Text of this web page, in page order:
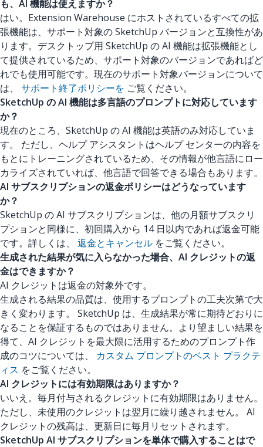
も、AI 機能は使えますか？
はい。Extension Warehouse にホストされているすべての拡
張機能は、サポート対象の SketchUp バージョンと互換性があ
ります。デスクトップ用 SketchUp の AI 機能は拡張機能とし
て提供されているため、サポート対象のバージョンであればど
れでも使用可能です。現在のサポート対象バージョンについて
は、 サポート終了ポリシーを ご覧ください。
SketchUp の AI 機能は多言語のプロンプトに対応しています
か？
現在のところ、SketchUp の AI 機能は英語のみ対応していま
す。 ただし、ヘルプ アシスタントはヘルプ センターの内容を
もとにトレーニングされているため、その情報が他言語にロー
カライズされていれば、他言語で回答できる場合もあります。
AI サブスクリプションの返金ポリシーはどうなっています
か？
SketchUp の AI サブスクリプションは、他の月額サブスクリ
プションと同様に、初回購入から 14 日以内であれば返金可能
です。詳しくは、 返金とキャンセル をご覧ください。
生成された結果が気に入らなかった場合、AI クレジットの返
金はできますか？
AI クレジットは返金の対象外です。
生成される結果の品質は、使用するプロンプトの工夫次第で大
きく変わります。 SketchUp は、生成結果が常に期待どおりに
なることを保証するものではありません。より望ましい結果を
得て、AI クレジットを最大限に活用するためのプロンプト作
成のコツについては、 カスタム プロンプトのベスト プラクテ
ィス をご覧ください。
AI クレジットには有効期限はありますか？
いいえ。毎月付与されるクレジットに有効期限はありません。
ただし、未使用のクレジットは翌月に繰り越されません。 AI
クレジットの残高は、更新日に毎月リセットされます。
SketchUp AI サブスクリプションを単体で購入することはで